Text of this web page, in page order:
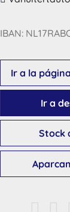
IBAN:
Ir a la
Ir a
Stock